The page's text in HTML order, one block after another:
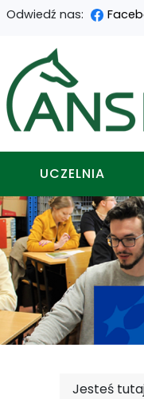
Przejdź
do
treści
głównej
Przejdź
do
menu
Przejdź
do
Przejdź
do
mapy
strony
Odwiedź nas:
UCZELNIA
Jesteś